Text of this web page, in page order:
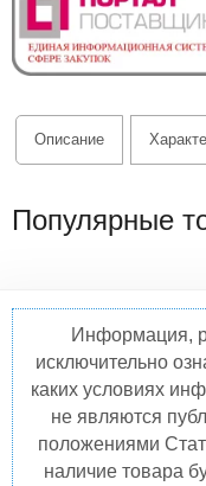
Описание
Популярные
Информация,
исключительно
каких условиях
не являются
положениями
наличие товара